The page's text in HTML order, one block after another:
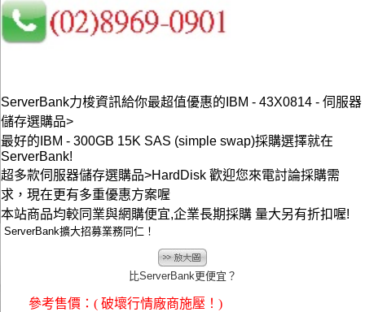
ServerBank力梭資訊給你最超值優惠的IBM - 43X0814 - 伺服器
儲存選購品>
最好的IBM - 300GB 15K SAS (simple swap)採購選擇就在
ServerBank!
超多款伺服器儲存選購品>HardDisk 歡迎您來電討論採購需
求，現在更有多重優惠方案喔
本站商品均較同業與網購便宜,企業長期採購 量大另有折扣喔!
ServerBank擴大招募業務同仁！
比ServerBank更便宜？
參考售價：( 破壞行情廠商施壓！)